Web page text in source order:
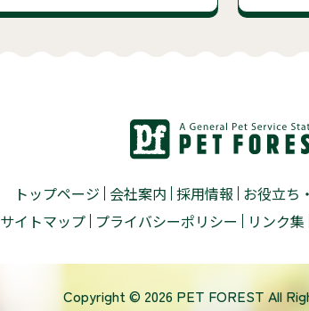
トップページ 会社案内 採用情報 お役立ち
サイトマップ プライバシーポリシー リンク集
Copyright © 2026 PET FOREST All